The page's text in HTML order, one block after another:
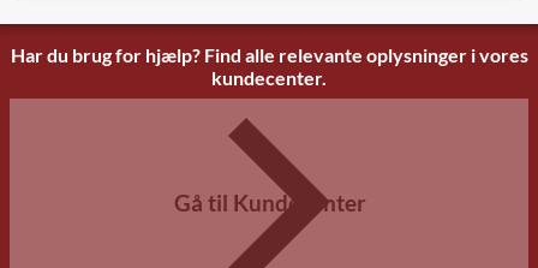
Har du brug for hjælp? Find alle relevante oplysninger i vores
kundecenter.
Gå til Kundecenter